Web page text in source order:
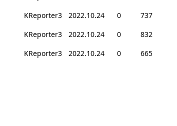
KReporter3 2022.10.24 0
737
KReporter3 2022.10.24 0
832
KReporter3 2022.10.24 0 665